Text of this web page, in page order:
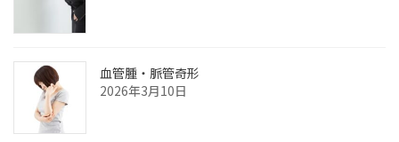
血管腫・脈管奇形
2026年3月10日